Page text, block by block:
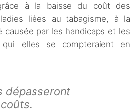
à la baisse du coût des
liées au tabagisme, à la
causée par les handicaps et les
qui elles se compteraient en
dépasseront